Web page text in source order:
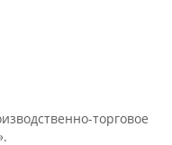
торговое